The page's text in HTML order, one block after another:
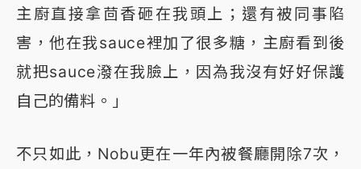
主廚直接拿茴香砸在我頭上；還有被同事陷
害，他在我sauce裡加了很多糖，主廚看到後
就把sauce潑在我臉上，因為我沒有好好保護
自己的備料。」
不只如此，Nobu更在一年內被餐廳開除7次，